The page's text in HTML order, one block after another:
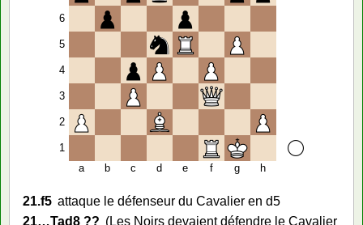
6
5
4
3
2
1
a
b c d e f g h
21.f5 attaque le défenseur du Cavalier en d5
21…Tad8 ??
Les Noirs devaient défendre le Cavalier